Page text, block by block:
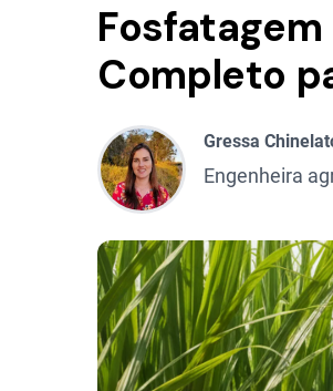
Completo
Gressa
Engenheira